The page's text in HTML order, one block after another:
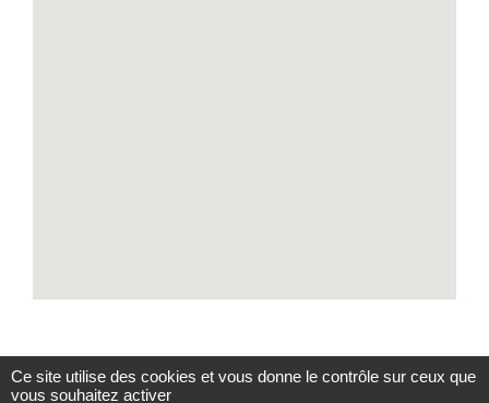
Ce site utilise des cookies et vous donne le contrôle sur ceux que
vous souhaitez activer